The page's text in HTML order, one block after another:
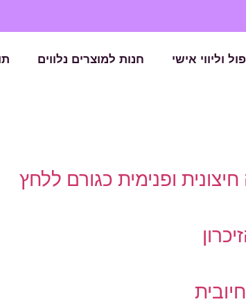
וליווי אישי חנות למוצרים נלווים
ופנימית כגורם ללחץ